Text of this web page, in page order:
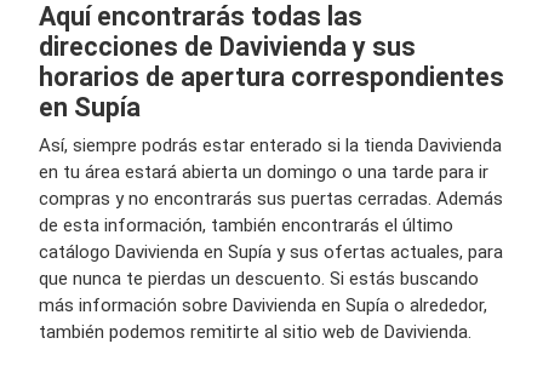
Aquí encontrarás todas las
direcciones de Davivienda y sus
horarios de apertura correspondientes
en Supía
Así, siempre podrás estar enterado si la tienda Davivienda
en tu área estará abierta un domingo o una tarde para ir
compras y no encontrarás sus puertas cerradas. Además
de esta información, también encontrarás el último
catálogo Davivienda en Supía y sus ofertas actuales, para
que nunca te pierdas un descuento. Si estás buscando
más información sobre Davivienda en Supía o alrededor,
también podemos remitirte al sitio web de Davivienda.